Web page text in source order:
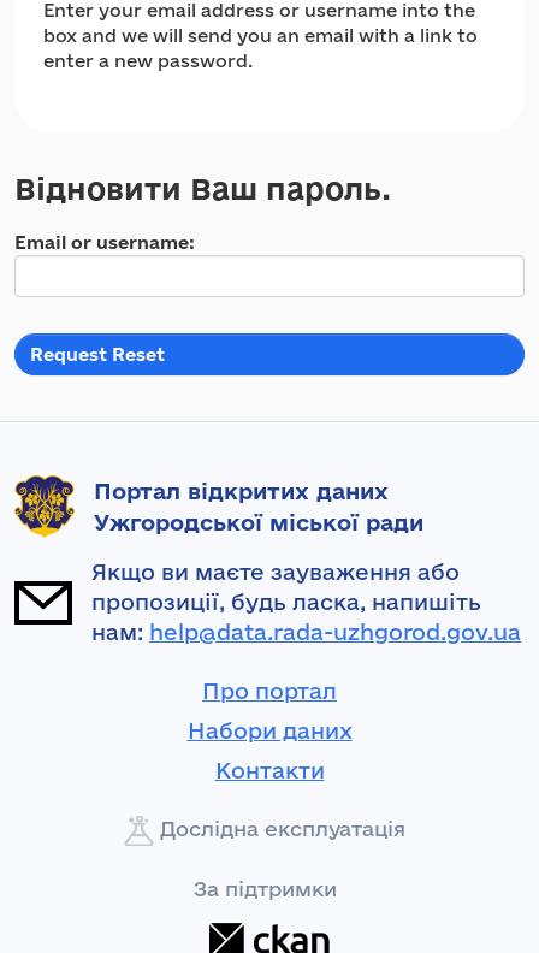
Enter your email address or username into the
box and we will send you an email with a link to
enter a new password.
Відновити Ваш пароль.
Email or username
Request Reset
Портал відкритих даних
Ужгородської міської ради
Якщо ви маєте зауваження або
пропозиції, будь ласка, напишіть
нам: help@data.rada-uzhgorod.gov.ua
Про портал
Набори даних
Контакти
Дослідна експлуатація
За підтримки